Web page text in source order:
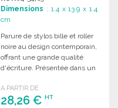
Dimensions : 1.4 x 13.9 x 1.4
cm
Parure de stylos bille et roller
noire au design contemporain,
offrant une grande qualité
d'écriture. Présentée dans un
A PARTIR DE
28,26 €HT